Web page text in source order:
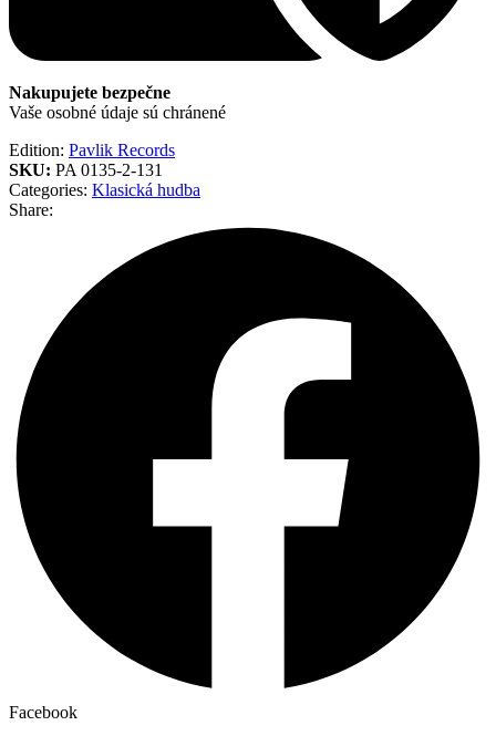
Nakupujete bezpečne
Vaše osobné údaje sú chránené
Edition: Pavlik Records
SKU: PA 0135-2-131
Categories: Klasická hudba
Share:
Facebook